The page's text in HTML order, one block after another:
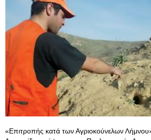
«Επιτροπής κατά των Αγριοκούνελων